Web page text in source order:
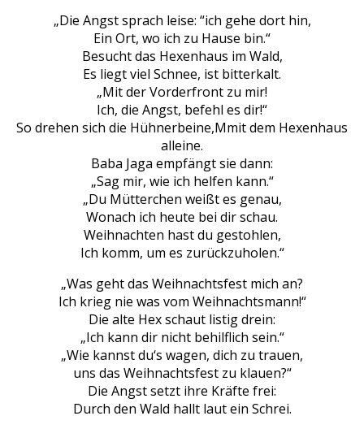
„Die Angst sprach leise: “ich gehe dort hin,
Ein Ort, wo ich zu Hause bin.“
Besucht das Hexenhaus im Wald,
Es liegt viel Schnee, ist bitterkalt.
„Mit der Vorderfront zu mir!
Ich, die Angst, befehl es dir!“
So drehen sich die Hühnerbeine,Mmit dem Hexenhaus
alleine.
Baba Jaga empfängt sie dann:
„Sag mir, wie ich helfen kann.“
„Du Mütterchen weißt es genau,
Wonach ich heute bei dir schau.
Weihnachten hast du gestohlen,
Ich komm, um es zurückzuholen.“
„Was geht das Weihnachtsfest mich an?
Ich krieg nie was vom Weihnachtsmann!“
Die alte Hex schaut listig drein:
„Ich kann dir nicht behilflich sein.“
„Wie kannst du‘s wagen, dich zu trauen,
uns das Weihnachtsfest zu klauen?“
Die Angst setzt ihre Kräfte frei:
Durch den Wald hallt laut ein Schrei.